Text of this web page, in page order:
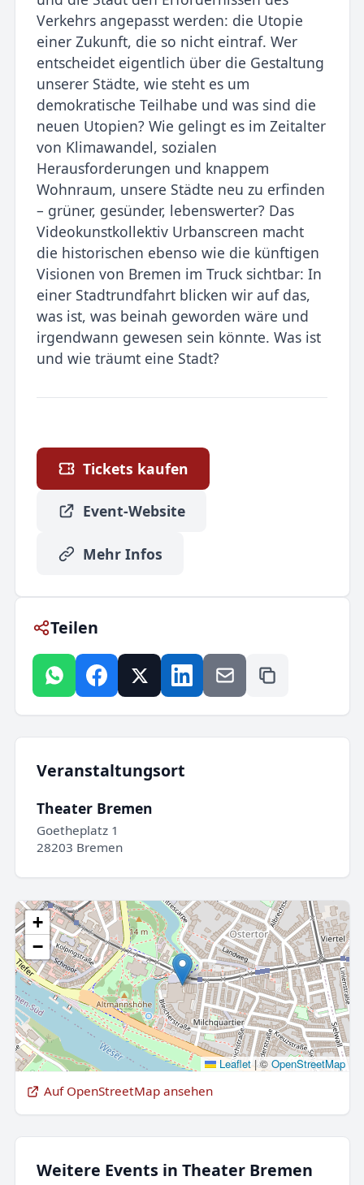
Verkehrs angepasst werden: die Utopie
einer Zukunft, die so nicht eintraf. Wer
entscheidet eigentlich über die Gestaltung
unserer Städte, wie steht es um
demokratische Teilhabe und was sind die
neuen Utopien? Wie gelingt es im Zeitalter
von Klimawandel, sozialen
Herausforderungen und knappem
Wohnraum, unsere Städte neu zu erfinden
– grüner, gesünder, lebenswerter? Das
Videokunstkollektiv Urbanscreen macht
die historischen ebenso wie die künftigen
Visionen von Bremen im Truck sichtbar: In
einer Stadtrundfahrt blicken wir auf das,
was ist, was beinah geworden wäre und
irgendwann gewesen sein könnte. Was ist
und wie träumt eine Stadt?
Tickets kaufen
Event-Website
Mehr Infos
Teilen
Veranstaltungsort
Theater Bremen
Goetheplatz 1
28203 Bremen
+
−
Leaflet |© OpenStreetMap
Auf OpenStreetMap ansehen
Weitere Events in Theater Bremen